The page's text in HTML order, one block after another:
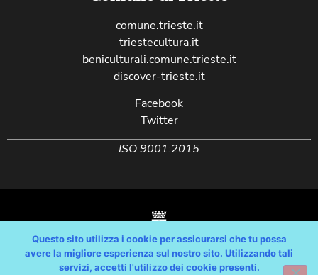
comune.trieste.it
triestecultura.it
beniculturali.comune.trieste.it
discover-trieste.it
Facebook
Twitter
ISO 9001:2015
Copyright © Comune di Trieste – partita Iva 00210240321 – tutti i diritti
Questo sito utilizza i cookie per assicurarsi che tu possa
avere la migliore esperienza sul nostro sito. Utilizzando tali
servizi, accetti l'utilizzo dei cookie presenti.